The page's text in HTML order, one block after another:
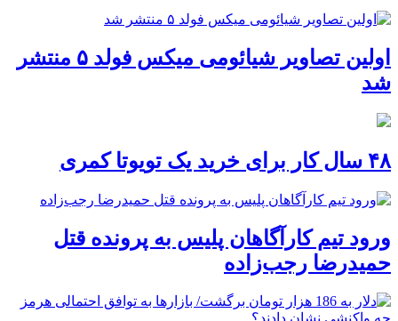
اولین تصاویر شیائومی میکس فولد ۵ منتشر
شد
۴۸ سال کار برای خرید یک تویوتا کمری
ورود تیم کارآگاهان پلیس به پرونده قتل
حمیدرضا رجب‌زاده